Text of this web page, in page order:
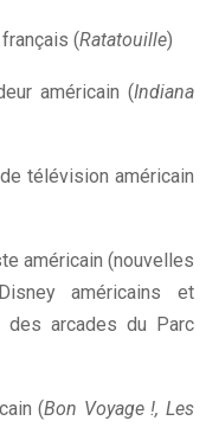
(Ratatouille)
américain (Indiana
télévision américain
américain (nouvelles
américains et
des arcades du Parc
(Bon Voyage !, Les